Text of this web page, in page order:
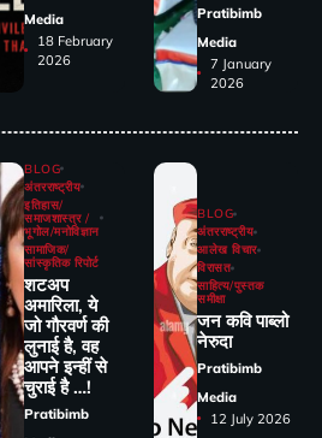
Media
18 February
2026
Pratibimb
Media
7 January
2026
BLOG
अंतरराष्ट्रीय
इतिहास/
समाजशास्त्र /
भूगोल/मनोविज्ञान
सामाजिक/
सांस्कृतिक रिपोर्ट
शटअप
अमारिला, ये
जो गौरवर्ण की
लुनाई है, वह
आपने इन्हीं से
चुराई है …!
Pratibimb
BLOG
अंतरराष्ट्रीय
आलेख विचार
विरासत
साहित्य/पुस्तक
समीक्षा
जन कवि पाब्लो
नेरुदा
Pratibimb
Media
12 July 2026